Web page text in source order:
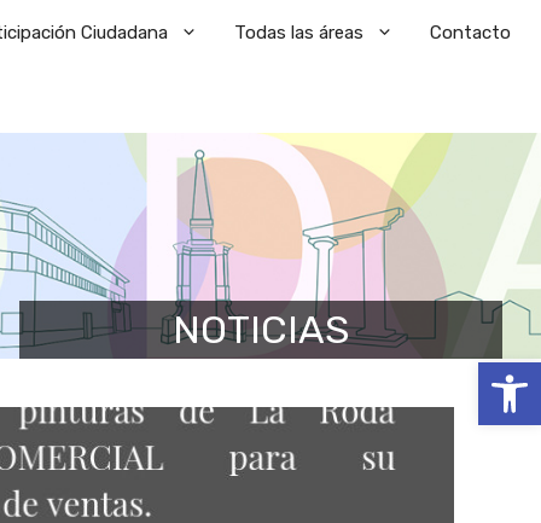
Abrir
Ciudadana Todas las áreas Contacto
NOTICIAS